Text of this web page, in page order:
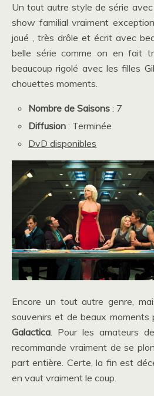
Un tout autre style de série avec
show familial vraiment
joué , très drôle et écrit avec
belle série comme on en fait
beaucoup rigolé avec les filles
chouettes moments.
Nombre de Saisons : 7
Diffusion : Terminée
DvD disponibles
Encore un tout autre genre,
souvenirs et de beaux moments
Galactica. Pour les amateurs
recommande vraiment de se
part entière. Certe, la fin est
en vaut vraiment le coup.